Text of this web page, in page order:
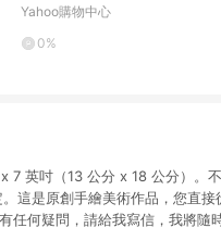
_普通]
Yahoo購物中心
0%
7 英吋（13 公分 x 18 公分）。
這是原創手繪美術作品，您直
任何疑問，請給我寫信，我將隨